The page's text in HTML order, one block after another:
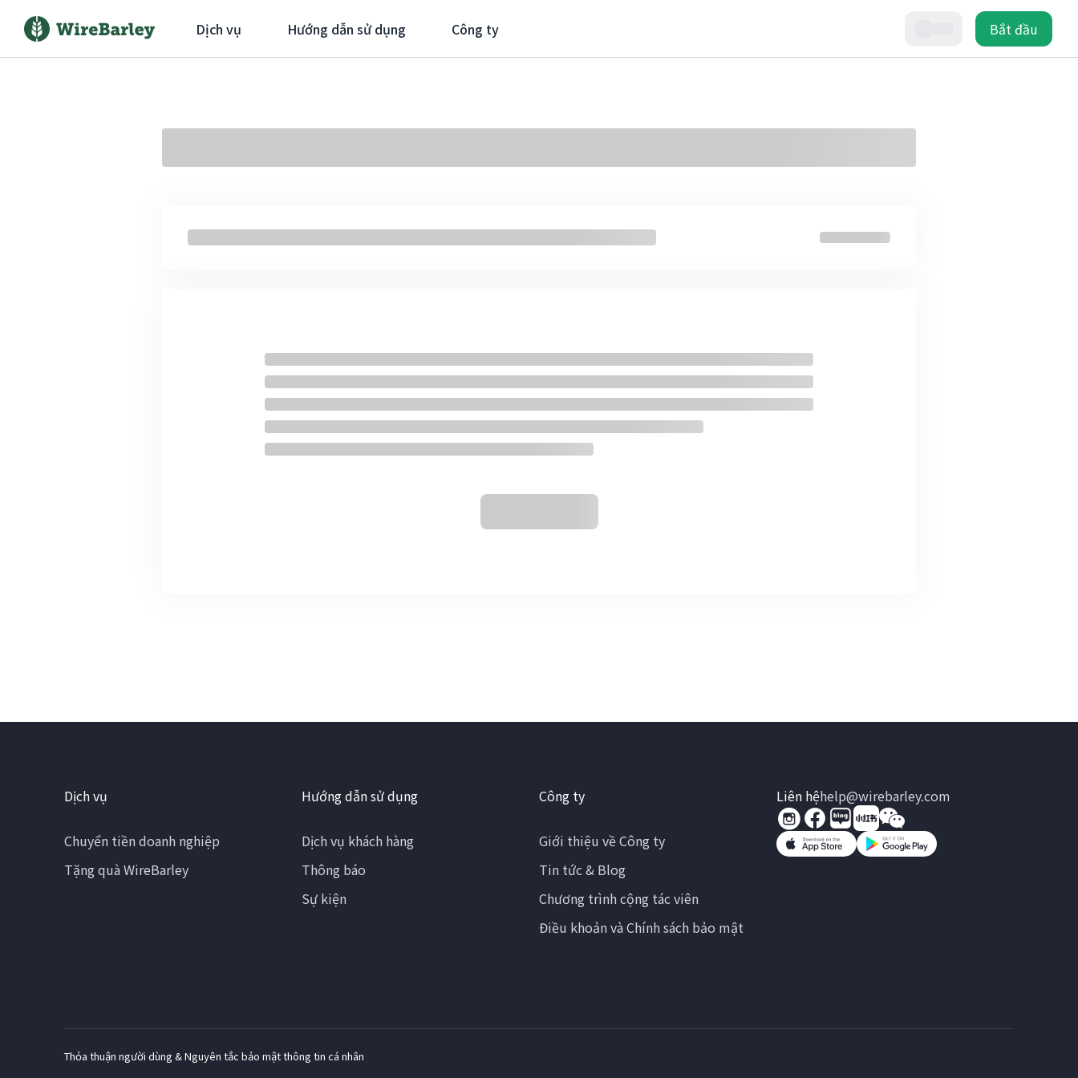
Dịch vụ Hướng dẫn sử dụng Công ty Bắt đầu
Dịch vụ
Chuyển tiền doanh nghiệp
Tặng quà WireBarley
Hướng dẫn sử dụng
Dịch vụ khách hàng
Thông báo
Sự kiện
Công ty
Giới thiệu về Công ty
Tin tức & Blog
Chương trình cộng tác viên
Điều khoản và Chính sách bảo mật
Liên hệhelp@wirebarley.com
Thỏa thuận người dùng & Nguyên tắc bảo mật thông tin cá nhân